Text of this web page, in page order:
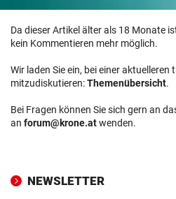
Da dieser Artikel älter als 18 Monate
kein Kommentieren mehr möglich.
Wir laden Sie ein, bei einer
mitzudiskutieren:Themenübersicht.
Bei Fragen können Sie sich gern an
an forum@krone.atwenden.
NEWSLETTER